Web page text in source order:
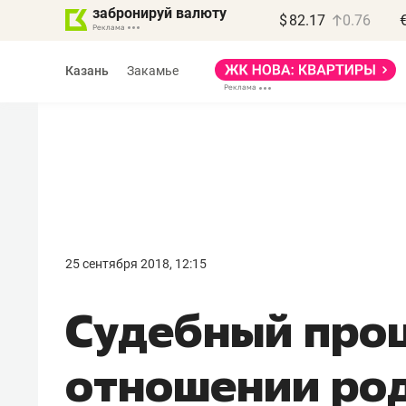
забронируй валюту $ 82.17 0.76
Казань Закамье
25 сентября 2018, 12:15
Судебный
отношении